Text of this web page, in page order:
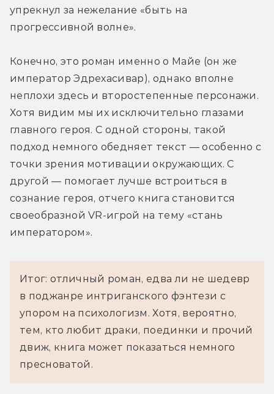
упрекнул за нежелание «быть на
прогрессивной волне».
Конечно, это роман именно о Майе (он же
император Эдрехасивар), однако вполне
неплохи здесь и второстепенные персонажи.
Хотя видим мы их исключительно глазами
главного героя. С одной стороны, такой
подход немного обедняет текст — особенно с
точки зрения мотивации окружающих. С
другой — помогает лучше встроиться в
сознание героя, отчего книга становится
своеобразной VR-игрой на тему «стань
императором».
Итог: отличный роман, едва ли не шедевр
в поджанре интриганского фэнтези с
упором на психологизм. Хотя, вероятно,
тем, кто любит драки, поединки и прочий
движ, книга может показаться немного
пресноватой.